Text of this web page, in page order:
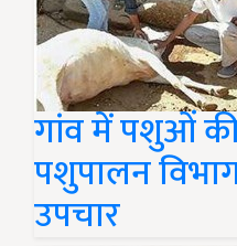
गांव में पशुओं
पशुपालन
उपचार